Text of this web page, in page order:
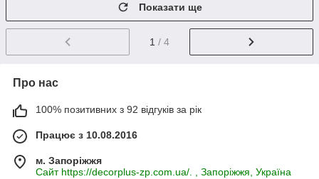
Показати ще
1 / 4
Про нас
100% позитивних з 92 відгуків за рік
Працює з 10.08.2016
м. Запоріжжя
Сайт https://decorplus-zp.com.ua/. , Запоріжжя, Україна